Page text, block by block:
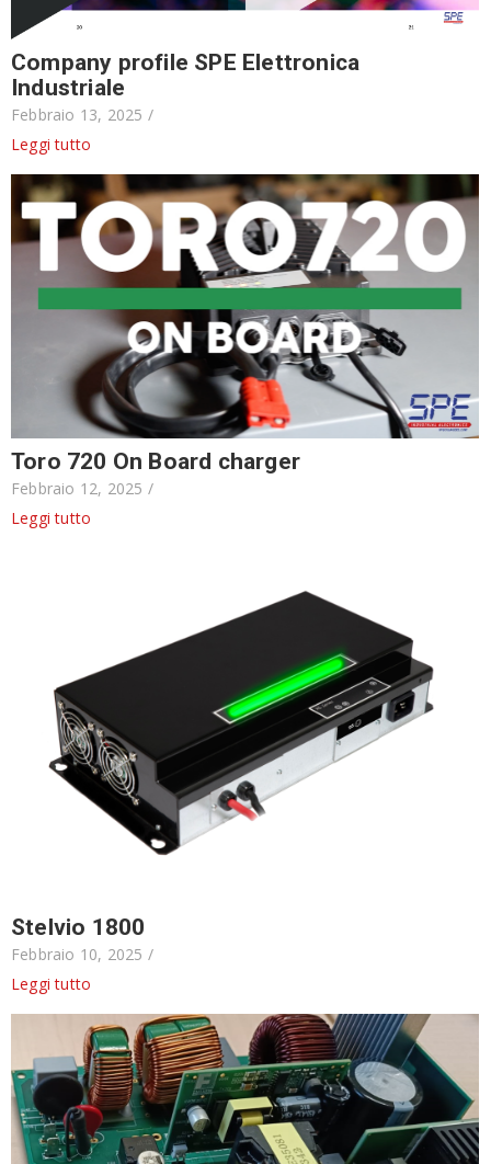
Company profile SPE Elettronica
Industriale
Febbraio 13, 2025 /
Leggi tutto
Toro 720 On Board charger
Febbraio 12, 2025 /
Leggi tutto
Stelvio 1800
Febbraio 10, 2025 /
Leggi tutto